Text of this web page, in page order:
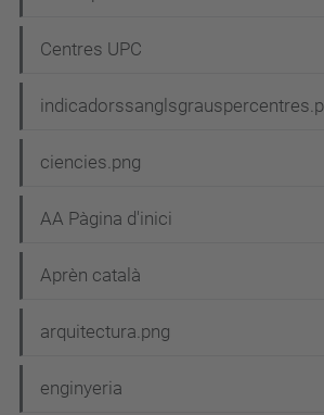
a
v
g
a
i
ó
Centres UPC
ciencies.png
AA Pàgina d'inici
Aprèn català
arquitectura.png
enginyeria